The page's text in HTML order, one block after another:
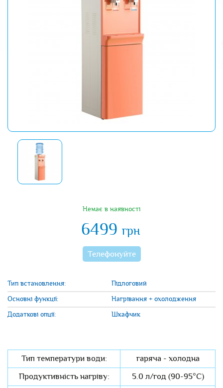
Немає в наявності
6499 грн
Телефонуйте
Тип встановлення:
Підлоговий
Основні функції:
Нагрівання + охолодження
Додаткові опції:
Шкафчик
Тип температури води:
гаряча - холодна
Продуктивність нагріву:
5.0 л/год (90-95°C)